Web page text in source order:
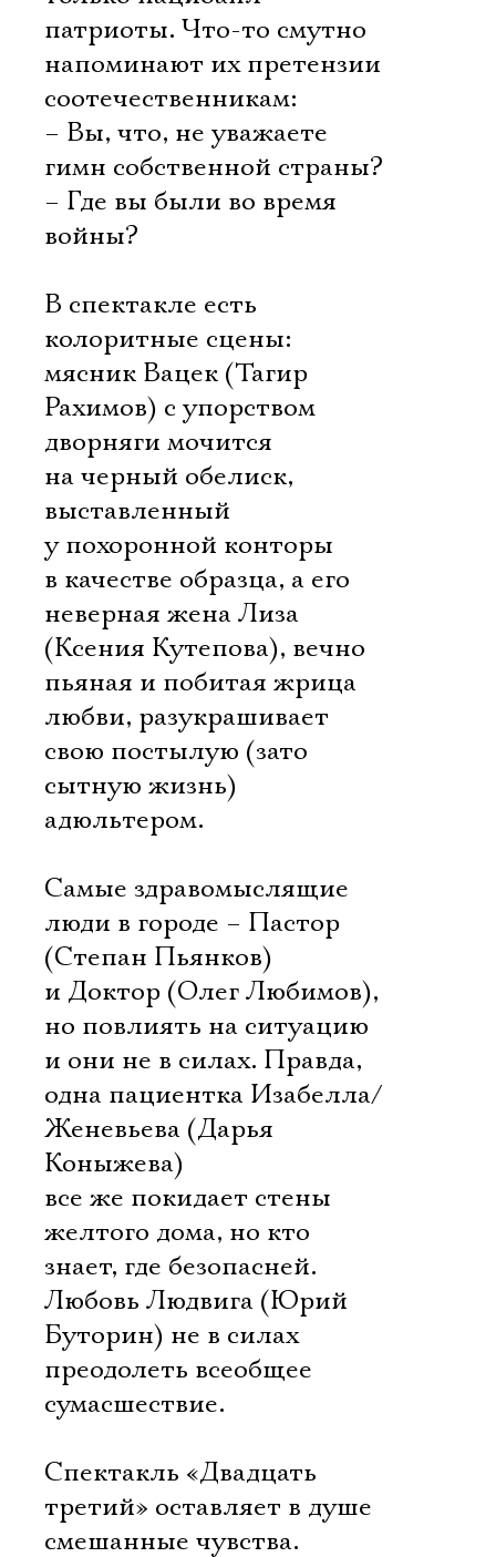
патриоты. Что-то смутно
напоминают их претензии
соотечественникам:
– Вы, что, не уважаете
гимн собственной страны?
– Где вы были во время
войны?
В спектакле есть
колоритные сцены:
мясник Вацек (Тагир
Рахимов) с упорством
дворняги мочится
на черный обелиск,
выставленный
у похоронной конторы
в качестве образца, а его
неверная жена Лиза
(Ксения Кутепова), вечно
пьяная и побитая жрица
любви, разукрашивает
свою постылую (зато
сытную жизнь)
адюльтером.
Самые здравомыслящие
люди в городе – Пастор
(Степан Пьянков)
и Доктор (Олег Любимов),
но повлиять на ситуацию
и они не в силах. Правда,
одна пациентка Изабелла/
Женевьева (Дарья
Коныжева)
все же покидает стены
желтого дома, но кто
знает, где безопасней.
Любовь Людвига (Юрий
Буторин) не в силах
преодолеть всеобщее
сумасшествие.
Спектакль «Двадцать
третий» оставляет в душе
смешанные чувства.